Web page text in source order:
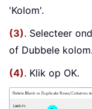
'Kolom'.
(3). Selecteer
of Dubbele kolom.
(4). Klik op OK.